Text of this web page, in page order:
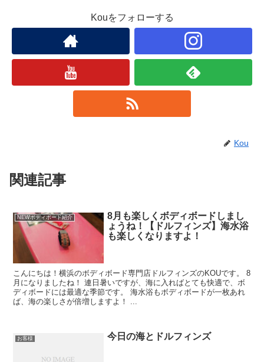
Kouをフォローする
Kou
関連記事
NEWボディボード紹介
8月も楽しくボディボードしまし
ょうね！【ドルフィンズ】海水浴
も楽しくなりますよ！
こんにちは！横浜のボディボード専門店ドルフィンズのKOUです。 8
月になりましたね！ 連日暑いですが、海に入ればとても快適で、ボ
ディボードには最適な季節です。 海水浴もボディボードが一枚あれ
ば、海の楽しさが倍増しますよ！ ...
お客様 今日の海とドルフィンズ